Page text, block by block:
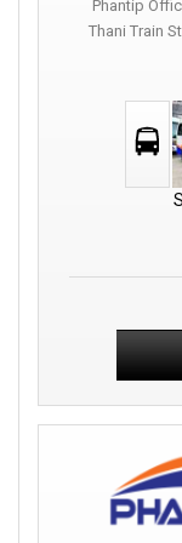
फैंटिप ट्रैवल उच्च
पूरा करता है। थाईलैंड
तटीय शहरों तक, हमारे
ध्यान केंद्रित करने पर
विश्वसनीय कनेक्शन:
जो सुचारू और प्रभावी
आराम और सुरक्षा:फैंटिप
हमारे
Phantip
Thani Train